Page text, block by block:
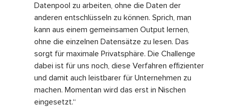
Datenpool zu arbeiten, ohne die Daten der
anderen entschlüsseln zu können. Sprich, man
kann aus einem gemeinsamen Output lernen,
ohne die einzelnen Datensätze zu lesen. Das
sorgt für maximale Privatsphäre. Die Challenge
dabei ist für uns noch, diese Verfahren effizienter
und damit auch leistbarer für Unternehmen zu
machen. Momentan wird das erst in Nischen
eingesetzt.“